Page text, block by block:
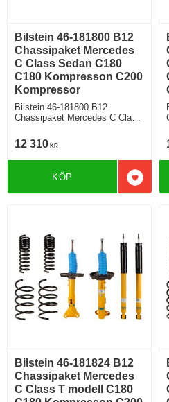
Bilstein 46-181800 B12
Chassipaket Mercedes
C Class Sedan C180
C180 Kompresson C200
Kompressor
Bilstein 46-181800 B12
Chassipaket Mercedes C Class
C200 Kompressor C200
Kompressor CGI C230
Kompressor C230 C200cdi
12 310 KR
Lägg
KÖP
Bilstein 46-181824 B12
Chassipaket Mercedes
C Class T modell C180